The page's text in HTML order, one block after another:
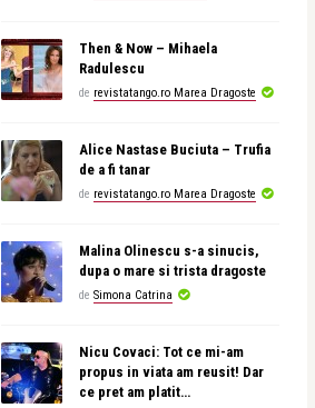
Then & Now – Mihaela
Radulescu
de revistatango.ro Marea Dragoste
Alice Nastase Buciuta – Trufia
de a fi tanar
de revistatango.ro Marea Dragoste
Malina Olinescu s-a sinucis,
dupa o mare si trista dragoste
de Simona Catrina
Nicu Covaci: Tot ce mi-am
propus in viata am reusit! Dar
ce pret am platit…